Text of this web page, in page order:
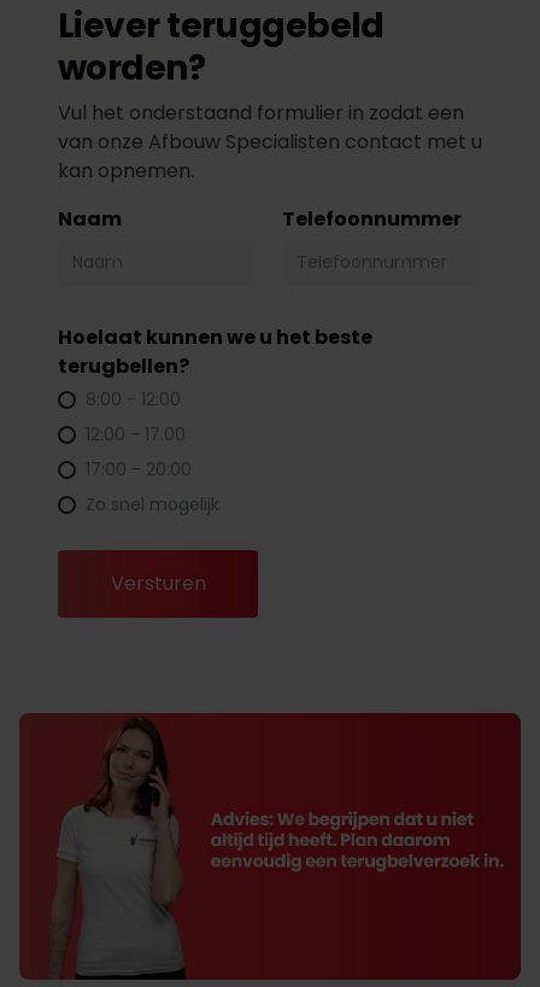
Liever teruggebeld
worden?
Vul het onderstaand formulier in zodat een
van onze Afbouw Specialisten contact met u
kan opnemen.
Naam
Telefoonnummer
Hoelaat kunnen we u het beste
terugbellen?
8:00 - 12:00
12:00 - 17:00
17:00 - 20:00
Zo snel mogelijk